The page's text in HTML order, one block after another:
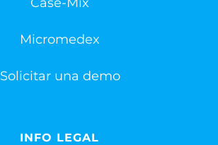
Micromedex
Solicitar una demo
INFO LEGAL